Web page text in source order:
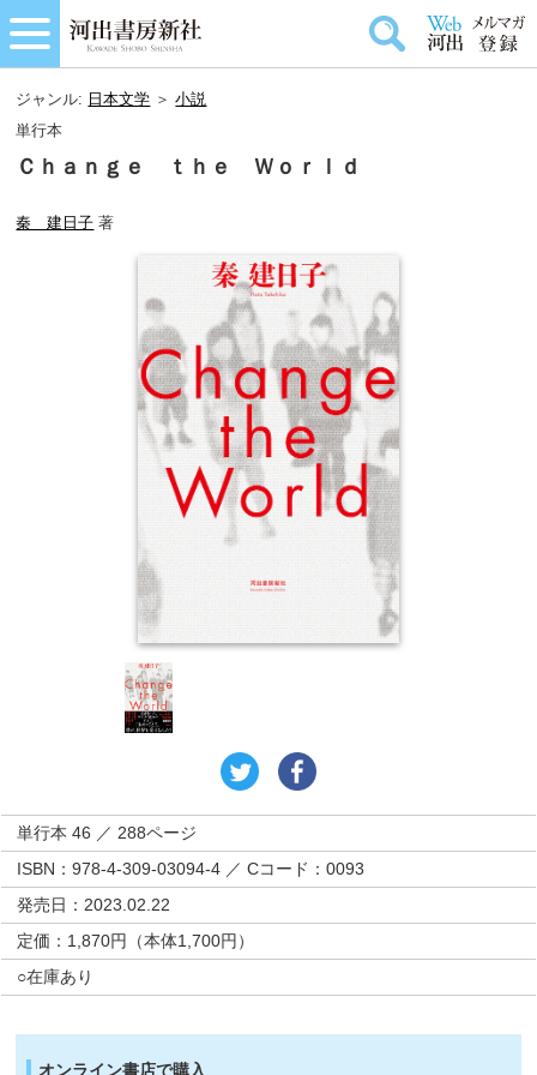
ジャンル: 日本文学 ＞小説
単行本
Ｃｈａｎｇｅ ｔｈｅ Ｗｏｒｌｄ
秦 建日子 著
単行本 46 ／ 288ページ
ISBN：978-4-309-03094-4 ／ Cコード：0093
発売日：2023.02.22
定価：1,870円（本体1,700円）
○在庫あり
オンライン書店で購入